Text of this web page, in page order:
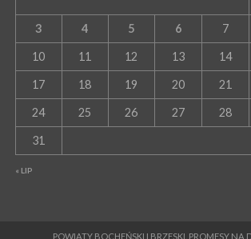
« LIP
3 4 5 6 7
10 11 12 13 14
17 18 19 20 21
24 25 26 27 28
31
POWIATY BOCHEŃSKI I BRZESKI. PROMESY NA